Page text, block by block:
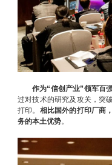
作为“信创产业”领军百
过对技术的研究及攻关，突
打印。 相比国外的打印厂商
务的本土优势。